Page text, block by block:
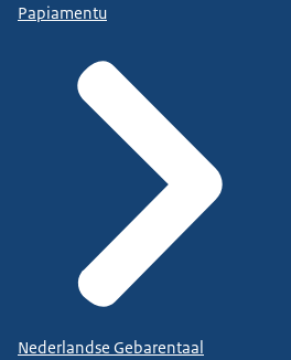
Papiamentu
Nederlandse Gebarentaal